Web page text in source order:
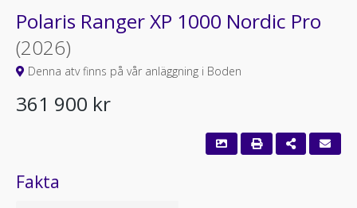
Polaris Ranger XP 1000 Nordic Pro
(2026)
Denna atv finns på vår anläggning i Boden
361 900 kr
Fakta